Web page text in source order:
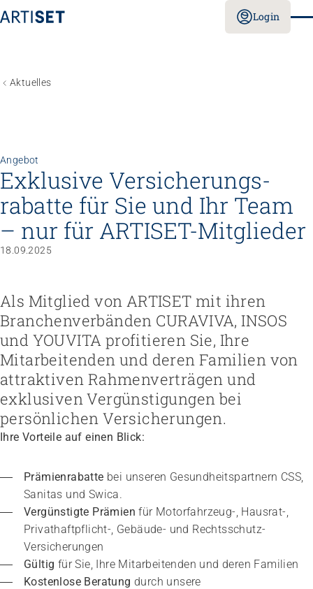
Login
Personal rekrutieren und führen
Arbeit und Betriebskultur gestalten
Betrieb führen und Recht umsetzen
Sicherheit gewährleisten
Finanzierung regeln
Angebote bewerben
Nachhaltigkeit fördern
Berufliche Inklusion fördern
Mit Angehörigen arbeiten
Lebensende gestalten
Übergänge gestalten
Integrität schützen
Bei Demenz begleiten
Höhere Fachschule Sozialpädagogik
Höhere Fachschule Kindheitspädagogik
Höhere Fachschule Gemeindeanimation
Praxispartner werden
Praxispartner finden
Sozial- und Selbstkompetenz
Führung und Management
Kindheits- und Sozialpädagogik
Pflege und Betreuung
Gastronomie und Hauswirtschaft
Weiterbildungen in Ihrer Institution
Laufbahnberatung
Föderation
Team
Arbeiten bei ARTISET
Mitgliedschaft
Vision, Mission, Werte
Politik und Positionen
Zusammenarbeit
Projekte
Aktuelles
Angebot
Exklusive Versicherungs­
rabatte für Sie und Ihr Team
– nur für ARTISET-Mitglieder
18.09.2025
Als Mitglied von ARTISET mit ihren
Branchenverbänden CURAVIVA, INSOS
und YOUVITA profitieren Sie, Ihre
Mitarbeitenden und deren Familien von
attraktiven Rahmenverträgen und
exklusiven Vergünstigungen bei
persönlichen Versicherungen.
Ihre Vorteile auf einen Blick:
Prämienrabatte bei unseren Gesundheitspartnern CSS,
Sanitas und Swica.
Vergünstigte Prämien für Motorfahrzeug-, Hausrat-,
Privathaftpflicht-, Gebäude- und Rechtsschutz-
Versicherungen
Gültig für Sie, Ihre Mitarbeitenden und deren Familien
Kostenlose Beratung durch unsere